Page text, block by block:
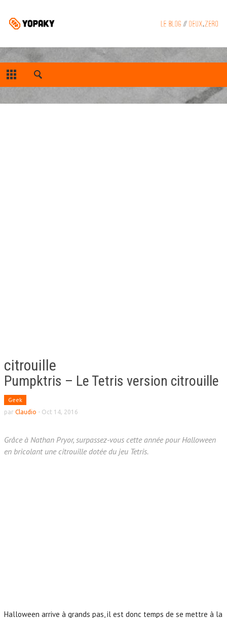
citrouille
Pumpktris – Le Tetris version citrouille
Geek
par Claudio - Oct 14, 2016
Grâce à Nathan Pryor, surpassez-vous cette année pour Halloween
en bricolant une citrouille dotée du jeu Tetris.
Halloween arrive à grands pas, il est donc temps de se mettre à la